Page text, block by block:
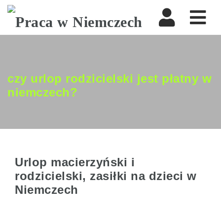
czy urlop rodzicielski jest płatny w
niemczech?
Urlop macierzyński i
rodzicielski, zasiłki na dzieci w
Niemczech